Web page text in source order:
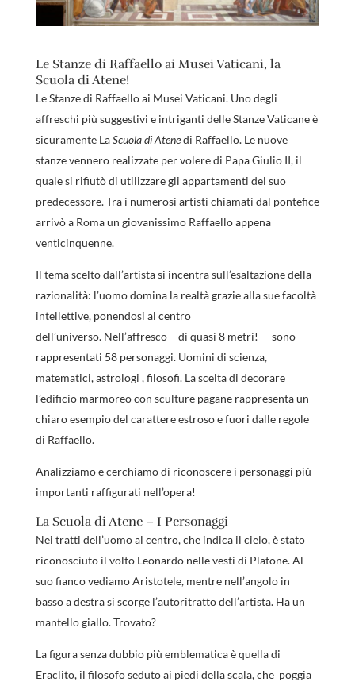
Le Stanze di Raffaello ai Musei Vaticani, la
Scuola di Atene!
Le Stanze di Raffaello ai Musei Vaticani. Uno degli
affreschi più suggestivi e intriganti delle Stanze Vaticane è
sicuramente LaScuola di Atenedi Raffaello. Le nuove
stanze vennero realizzate per volere di Papa Giulio II, il
quale si rifiutò di utilizzare gli appartamenti del suo
predecessore. Tra i numerosi artisti chiamati dal pontefice
arrivò a Roma un giovanissimo Raffaello appena
venticinquenne.
Il tema scelto dall’artista si incentra sull’esaltazione della
razionalità: l’uomo domina la realtà grazie alla sue facoltà
intellettive, ponendosi al centro
dell’universo. Nell’affresco – di quasi 8 metri! – sono
rappresentati 58 personaggi. Uomini di scienza,
matematici, astrologi , filosofi. La scelta di decorare
l’edificio marmoreo con sculture pagane rappresenta un
chiaro esempio del carattere estroso e fuori dalle regole
di Raffaello.
Analizziamo e cerchiamo di riconoscere i personaggi più
importanti raffigurati nell’opera!
La Scuola di Atene – I Personaggi
Nei tratti dell’uomo al centro, che indica il cielo, è stato
riconosciuto il volto Leonardo nelle vesti di Platone. Al
suo fianco vediamo Aristotele, mentre nell’angolo in
basso a destra si scorge l’autoritratto dell’artista. Ha un
mantello giallo. Trovato?
La figura senza dubbio più emblematica è quella di
Eraclito, il filosofo seduto ai piedi della scala, che poggia